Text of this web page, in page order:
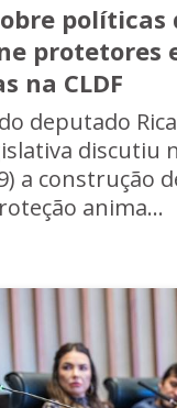
políticas
protetores
na CLDF
deputado
discutiu
a construção
anima...